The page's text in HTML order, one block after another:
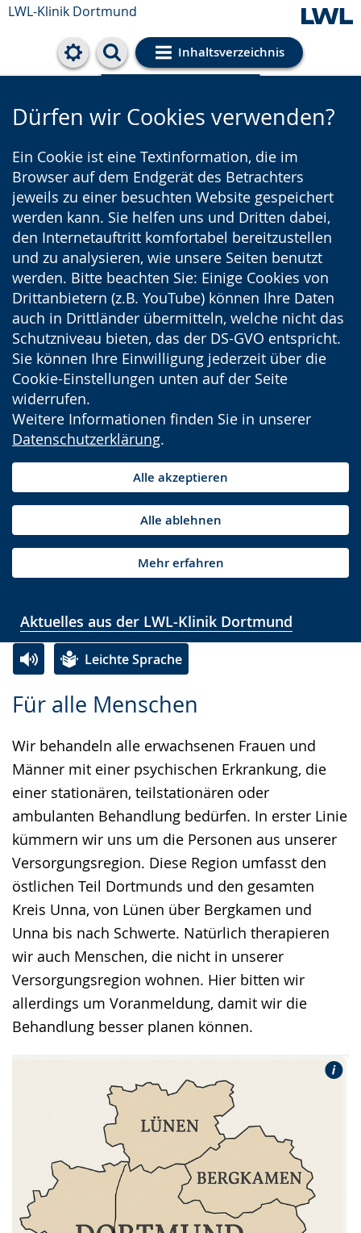
LWL-Klinik Dortmund
Inhaltsverzeichnis
Cookie-Einstellungen
Dürfen wir Cookies verwenden?
Ein Cookie ist eine Textinformation, die im
Browser auf dem Endgerät des Betrachters
jeweils zu einer besuchten Website gespeichert
werden kann. Sie helfen uns und Dritten dabei,
den Internetauftritt komfortabel bereitzustellen
und zu analysieren, wie unsere Seiten benutzt
werden. Bitte beachten Sie: Einige Cookies von
Drittanbietern (z.B. YouTube) können Ihre Daten
auch in Drittländer übermitteln, welche nicht das
Schutzniveau bieten, das der DS-GVO entspricht.
Sie können Ihre Einwilligung jederzeit über die
Cookie-Einstellungen unten auf der Seite
widerrufen.
Weitere Informationen finden Sie in unserer
Datenschutzerklärung.
Alle akzeptieren
Alle ablehnen
Mehr erfahren
Aktuelles aus der LWL-Klinik Dortmund
Für alle Menschen
Wir behandeln alle erwachsenen Frauen und
Männer mit einer psychischen Erkrankung, die
einer stationären, teilstationären oder
ambulanten Behandlung bedürfen. In erster Linie
kümmern wir uns um die Personen aus unserer
Versorgungsregion. Diese Region umfasst den
östlichen Teil Dortmunds und den gesamten
Kreis Unna, von Lünen über Bergkamen und
Unna bis nach Schwerte. Natürlich therapieren
wir auch Menschen, die nicht in unserer
Versorgungsregion wohnen. Hier bitten wir
allerdings um Voranmeldung, damit wir die
Behandlung besser planen können.
Leichte Sprache
Leichten
wechseln.
Audio-
Video
Deutscher
Gebärdensprache
wird
angezeigt.